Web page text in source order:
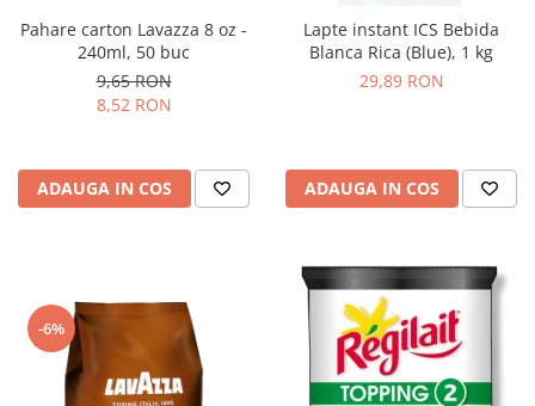
Pahare carton Lavazza 8 oz -
240ml, 50 buc
9,65 RON
8,52 RON
ADAUGA IN COS
Lapte instant ICS Bebida
Blanca Rica (Blue), 1 kg
29,89 RON
ADAUGA IN COS
-6%